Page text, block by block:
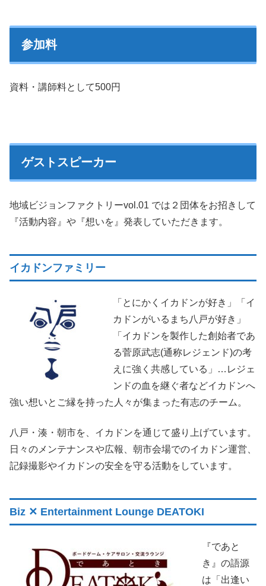
参加料
資料・講師料として500円
ゲストスピーカー
地域ビジョンファクトリーvol.01 では２団体をお招きして
『活動内容』や『想いを』発表していただきます。
イカドンファミリー
「とにかくイカドンが好き」「イ
カドンがいるまち八戸が好き」
「イカドンを製作した創始者であ
る菅原武志(通称レジェンド)の考
えに強く共感している」…レジェ
ンドの血を継ぐ者などイカドンへ
強い想いとご縁を持った人々が集まった有志のチーム。
八戸・湊・朝市を、イカドンを通じて盛り上げています。
日々のメンテナンスや広報、朝市会場でのイカドン運営、
記録撮影やイカドンの安全を守る活動をしています。
Biz ✕ Entertainment Lounge DEATOKI
『であと
き』の語源
は「出逢い